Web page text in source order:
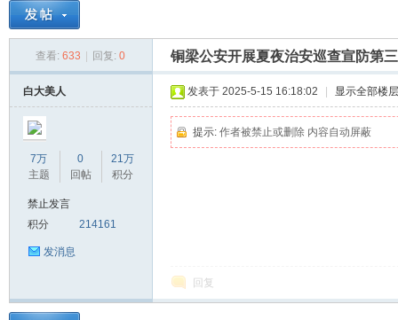
› › ›
查看: 633 回复: 0 铜梁公安开展夏夜治安巡查宣防第
白大美人
7万
主题
0
回帖
21万
积分
禁止发言
积分
214161
发消息
发表于 2025-5-15 16:18:02 显示全部楼层
提示: 作者被禁止或删除 内容自动屏蔽
回复